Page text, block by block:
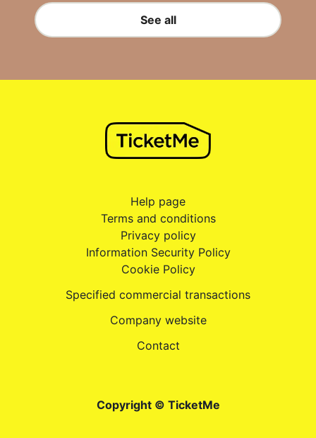
See all
Help page
Terms and conditions
Privacy policy
Information Security Policy
Cookie Policy
Specified commercial transactions
Company website
Contact
Copyright © TicketMe